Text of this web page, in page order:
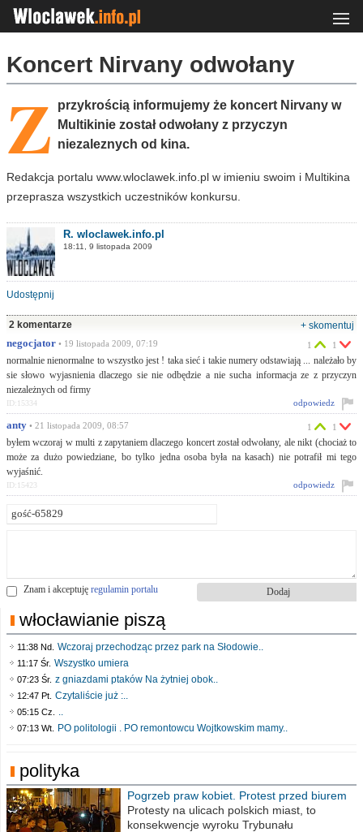
Koncert Nirvany odwołany
Z przykrością informujemy że koncert Nirvany w
Multikinie został odwołany z przyczyn
niezaleznych od kina.
Redakcja portalu www.wloclawek.info.pl w imieniu swoim i Multikina
przeprasza wszystkich uczestników konkursu.
R. wloclawek.info.pl
18:11, 9 listopada 2009
Udostępnij
2 komentarze
+ skomentuj
negocjator • 19 listopada 2009, 07:19
normalnie nienormalne to wszystko jest ! taka sieć i takie numery odstawiają ... należało by
sie słowo wyjasnienia dlaczego sie nie odbędzie a nie sucha informacja ze z przyczyn
niezależnych od firmy
1 1
odpowiedz
ID:15334
anty • 21 listopada 2009, 08:57
byłem wczoraj w multi z zapytaniem dlaczego koncert został odwołany, ale nikt (chociaż to
może za dużo powiedziane, bo tylko jedna osoba była na kasach) nie potrafił mi tego
wyjaśnić.
1 1
odpowiedz
ID:15423
Znam i akceptuję regulamin portalu
włocławianie piszą
11:38 Nd. Wczoraj przechodząc przez park na Słodowie..
11:17 Śr. Wszystko umiera
07:23 Śr. z gniazdami ptaków Na żytniej obok..
12:47 Pt. Czytaliście już :..
05:15 Cz. ..
07:13 Wt. PO politologii . PO remontowcu Wojtkowskim mamy..
polityka
Pogrzeb praw kobiet. Protest przed biurem
poselskim PiS
Protesty na ulicach polskich miast, to
konsekwencje wyroku Trybunału